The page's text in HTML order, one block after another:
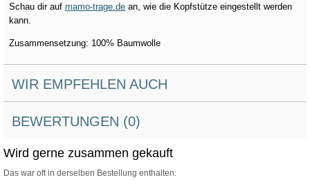
Schau dir auf mamo-trage.de an, wie die Kopfstütze eingestellt werden
kann.
Zusammensetzung: 100% Baumwolle
WIR EMPFEHLEN AUCH
BEWERTUNGEN (0)
Wird gerne zusammen gekauft
Das war oft in derselben Bestellung enthalten: